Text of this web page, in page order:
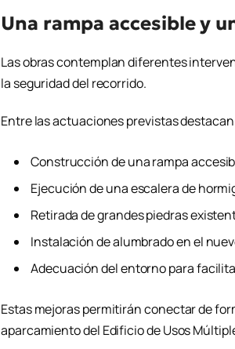
Una rampa accesible y
Las obras contemplan diferentes
la seguridad del recorrido.
Entre las actuaciones previstas
Construcción de una rampa
Ejecución de una escalera de
Retirada de grandes piedras
Instalación de alumbrado en el
Adecuación del entorno para
Estas mejoras permitirán conectar de
aparcamiento del Edificio de Usos